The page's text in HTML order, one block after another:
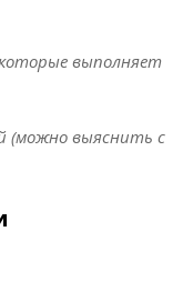
выполняет
(можно выяснить с